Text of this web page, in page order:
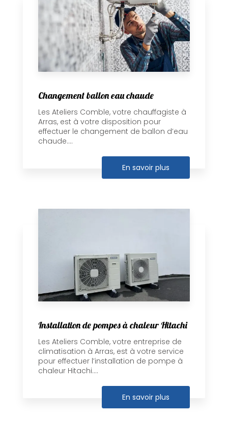
Changement ballon eau chaude
Les Ateliers Comble, votre chauffagiste à
Arras, est à votre disposition pour
effectuer le changement de ballon d’eau
chaude....
En savoir plus
Installation de pompes à chaleur Hitachi
Les Ateliers Comble, votre entreprise de
climatisation à Arras, est à votre service
pour effectuer l’installation de pompe à
chaleur Hitachi....
En savoir plus